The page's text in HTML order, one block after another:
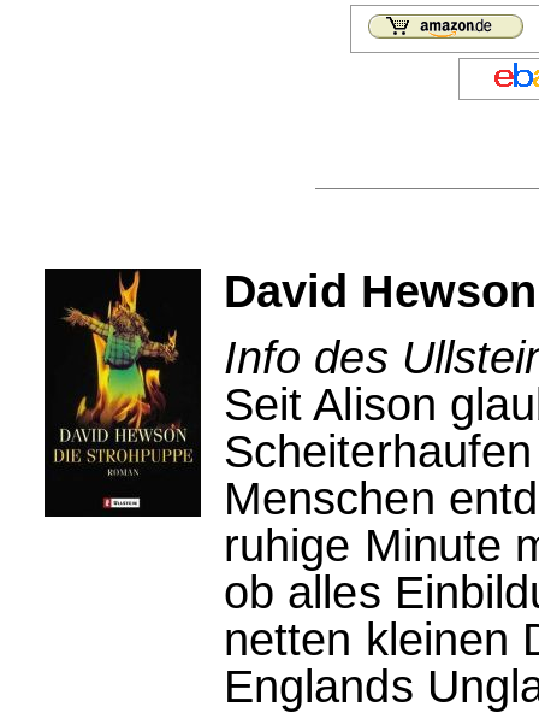
David
Info des
Seit Alison
Menschen
ruhige Minute
ob alles
netten kleinen
Englands